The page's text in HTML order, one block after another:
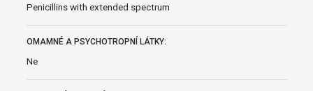
Penicillins with extended spectrum
OMAMNÉ A PSYCHOTROPNÍ LÁTKY:
Ne